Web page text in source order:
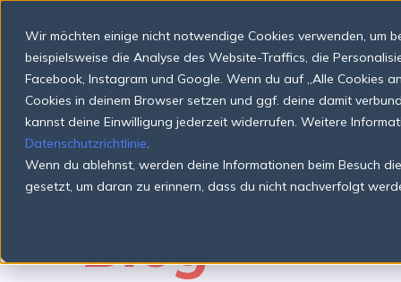
Wir möchten einige nicht notwendige Cookies verwenden, um
beispielsweise die Analyse des Website-Traffics, die
Facebook, Instagram und Google. Wenn du auf „Alle Cookies
Cookies in deinem Browser setzen und ggf. deine damit
kannst deine Einwilligung jederzeit widerrufen. Weitere
Datenschutzrichtlinie.
Wenn du ablehnst, werden deine Informationen beim Besuch
gesetzt, um daran zu erinnern, dass du nicht nachverfolgt
S
Blog